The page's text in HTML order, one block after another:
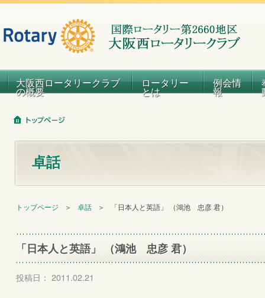
大阪西ロータリークラブ
の概要
ロータリー
とは
例会情
報
卓話
トップページ ＞ 卓話 ＞ 「日本人と英語」 （鴻池 忠彦 君）
「日本人と英語」 （鴻池 忠彦 君）
投稿日： 2011.02.21